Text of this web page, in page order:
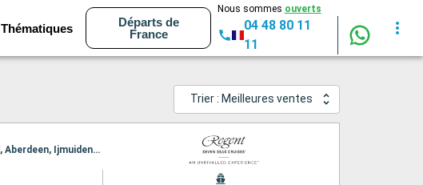
Thématiques
Départs de
France
Nous sommes ouverts
04 48 80 11
11
Trier : Meilleures ventes
Itinéraire : Copenhague, Lysekil, Kristiansand, Rosendal, Vik, Alesund, Kirkwall, Aberdeen, Ijmuiden (Amsterdam)